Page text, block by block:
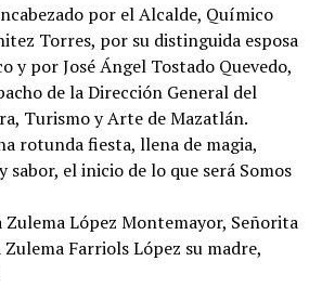
por el Alcalde, Químico
Torres, por su distinguida esposa
y por José Ángel Tostado Quevedo,
de la Dirección General del
Turismo y Arte de Mazatlán.
rotunda fiesta, llena de magia,
sabor, el inicio de lo que será Somos
Zulema López Montemayor, Señorita
Farriols López su madre,